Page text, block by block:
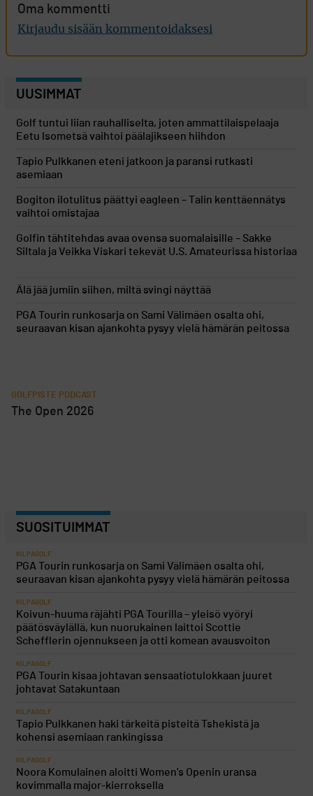
Oma kommentti
Kirjaudu sisään kommentoidaksesi
UUSIMMAT
Golf tuntui liian rauhalliselta, joten ammattilaispelaaja
Eetu Isometsä vaihtoi päälajikseen hiihdon
Tapio Pulkkanen eteni jatkoon ja paransi rutkasti
asemiaan
Bogiton ilotulitus päättyi eagleen – Talin kenttäennätys
vaihtoi omistajaa
Golfin tähtitehdas avaa ovensa suomalaisille – Sakke
Siltala ja Veikka Viskari tekevät U.S. Amateurissa historiaa
Älä jää jumiin siihen, miltä svingi näyttää
PGA Tourin runkosarja on Sami Välimäen osalta ohi,
seuraavan kisan ajankohta pysyy vielä hämärän peitossa
GOLFPISTE PODCAST
The Open 2026
SUOSITUIMMAT
KILPAGOLF
PGA Tourin runkosarja on Sami Välimäen osalta ohi,
seuraavan kisan ajankohta pysyy vielä hämärän peitossa
KILPAGOLF
Koivun-huuma räjähti PGA Tourilla – yleisö vyöryi
päätösväylällä, kun nuorukainen laittoi Scottie
Schefflerin ojennukseen ja otti komean avausvoiton
KILPAGOLF
PGA Tourin kisaa johtavan sensaatiotulokkaan juuret
johtavat Satakuntaan
KILPAGOLF
Tapio Pulkkanen haki tärkeitä pisteitä Tshekistä ja
kohensi asemiaan rankingissa
KILPAGOLF
Noora Komulainen aloitti Women’s Openin uransa
kovimmalla major-kierroksella